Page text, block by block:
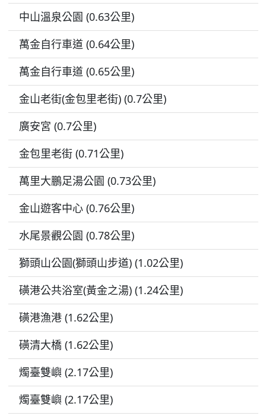
中山溫泉公園 (0.63公里)
萬金自行車道 (0.64公里)
萬金自行車道 (0.65公里)
金山老街(金包里老街) (0.7公里)
廣安宮 (0.7公里)
金包里老街 (0.71公里)
萬里大鵬足湯公園 (0.73公里)
金山遊客中心 (0.76公里)
水尾景觀公園 (0.78公里)
獅頭山公園(獅頭山步道) (1.02公里)
磺港公共浴室(黃金之湯) (1.24公里)
磺港漁港 (1.62公里)
磺清大橋 (1.62公里)
燭臺雙嶼 (2.17公里)
燭臺雙嶼 (2.17公里)